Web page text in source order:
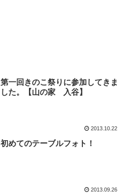
第一回きのこ祭りに参加してきま
した。【山の家 入谷】
2013.10.22
初めてのテーブルフォト！
2013.09.26